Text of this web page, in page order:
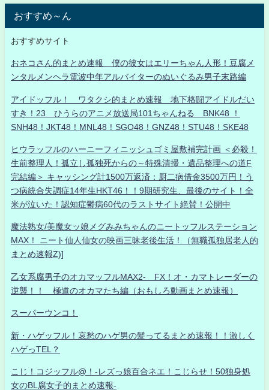
おすすめ～ん
おすすめサイト
おネコさん的まとめ速報 僕の彼女はエリーちゃん人形！豆腐メ
ンタルメンヘラ電波中年アルバイターのぬいぐるみ男子末路編
アイドッフル！ ワタクシ的まとめ速報 地下格闘アイドルだい
すき！23 ひうらのアニメ放送局101ちゃんねる BNK48 ！
SNH48！JKT48！MNL48！SGO48！GNZ48！STU48！SKE48
ヒウラッフルのハーニーフィニッシュゴミ屋敷補完計画 ＜必殺！
生前整理人！孤立し孤独死からの～特殊清掃・遺品整理への道F
完結編＞ キャッシング計1500万返済：厨二病借金3500万円！う
つ病統合失調症14年生HKT46！！9期研究生、最後のサイト！全
米が泣いた！認知症鬱病60代のラストサイト絶賛！公開中
魔法熟女/美魔女ッ娘メグみみちゃんのニートッフルステーション
MAX！ ニート仙人仙女の映画三昧老後生活！（無職孤独居老人的
まとめ速報Z)]
乙女系腐男子のオカマッフルMAX2- FX！オ・カマトレーダーの
逆襲！！ 極道のオカマたち編（おもしろ動画まとめ速報）
スーパーウンコ！
新・ハゲッフル！哀愁のハゲ男の髪ってるまとめ速報！！激しく
ハゲっTEL？
こじ！コジッフル@！-レズっ娘百合ネエ！こじらせ！50独身処
女のBL腐女子的まとめ速報-